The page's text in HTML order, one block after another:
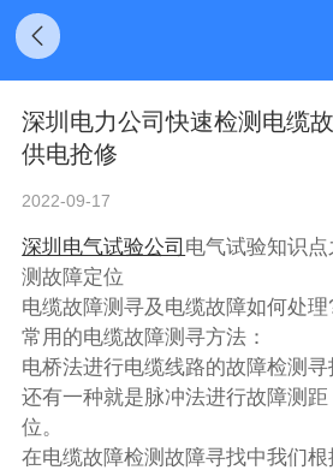
深圳电力公司快速检测电缆
供电抢修
2022-09-17
深圳电气试验公司 电气试验知识
测故障定位
电缆故障测寻及电缆故障如何处理
常用的电缆故障测寻方法：
电桥法进行电缆线路的故障检测寻
还有一种就是脉冲法进行故障测
位。
在电缆故障检测故障寻找中我们